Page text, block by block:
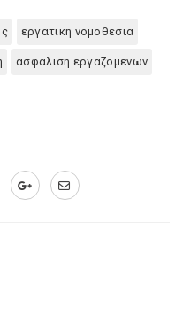
εργατικη νομοθεσια
ασφαλιση εργαζομενων